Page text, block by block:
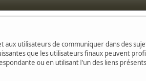
utilisateurs de communiquer dans des
que les utilisateurs finaux peuvent
ou en utilisant l'un des liens